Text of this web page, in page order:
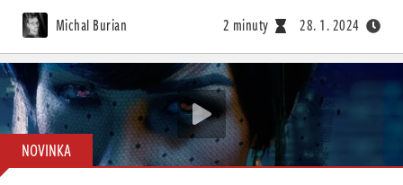
Michal Burian 2 minuty 28. 1. 2024
NOVINKA